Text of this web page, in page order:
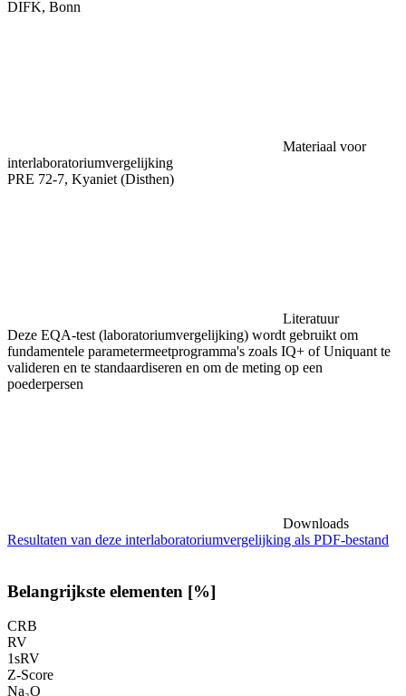
DIFK, Bonn
Materiaal voor
interlaboratoriumvergelijking
PRE 72-7, Kyaniet (Disthen)
Literatuur
Deze EQA-test (laboratoriumvergelijking) wordt gebruikt om
fundamentele parametermeetprogramma's zoals IQ+ of Uniquant te
valideren en te standaardiseren en om de meting op een
poederpersen
Downloads
Resultaten van deze interlaboratoriumvergelijking als PDF-bestand
Belangrijkste elementen [%]
CRB
RV
1sRV
Z-Score
Na₂O